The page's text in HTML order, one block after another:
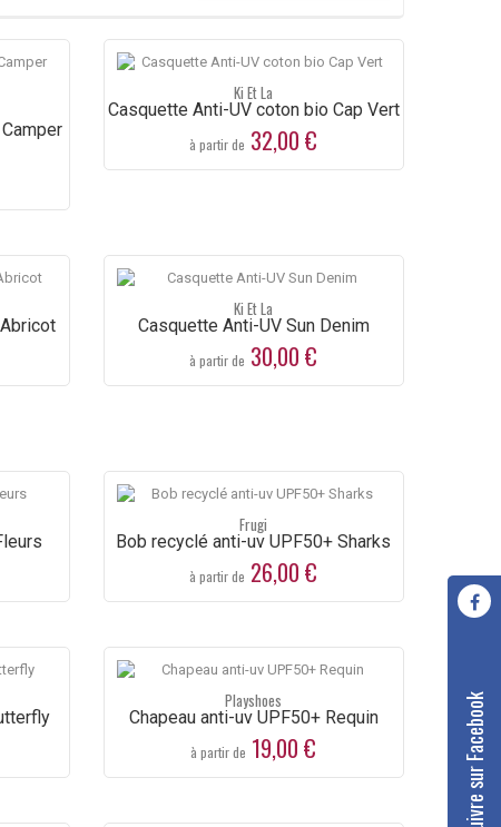
Nous suivre sur Facebook
Ki Et La
Casquette Anti-UV coton bio Cap Vert
à partir de 32,00 €
Ki Et La
Casquette Anti-UV Sun Denim
à partir de 30,00 €
Frugi
Bob recyclé anti-uv UPF50+ Sharks
à partir de 26,00 €
Playshoes
Chapeau anti-uv UPF50+ Requin
à partir de 19,00 €